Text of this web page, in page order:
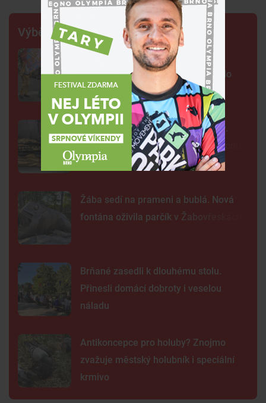
Výběr šéfredaktora
FOTO: Ulicemi Brna se prohnal
karnevalový průvod. Lidi přenesl do
exotické Brazílie
Neobvyklá pacientka u svaté Anny.
Lékaři vyšetřili 700 let starou madonu
Žába sedí na prameni a bublá. Nová
fontána oživila parčík v Žabovřeskách
Brňané zasedli k dlouhému stolu.
Přinesli domácí dobroty i veselou
náladu
Antikoncepce pro holuby? Znojmo
zvažuje městský holubník i speciální
krmivo